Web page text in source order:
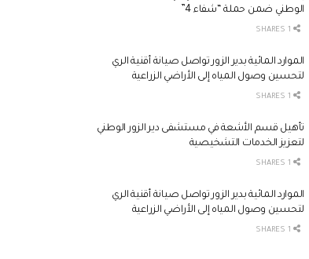
الوطني ضمن حملة “شفاء 4”
الموارد المائية بدير الزور تواصل صيانة أقنية الري
لتحسين وصول المياه إلى الأراضي الزراعية
تأهيل قسم الأشعة في مستشفى دير الزور الوطني
لتعزيز الخدمات التشخيصية
الموارد المائية بدير الزور تواصل صيانة أقنية الري
لتحسين وصول المياه إلى الأراضي الزراعية